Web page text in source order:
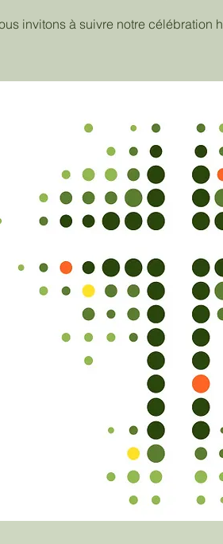
invitons à suivre notre célébration